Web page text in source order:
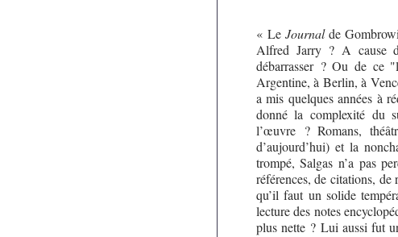
« LeJournalde
Alfred Jarry ? A cause
débarrasser ? Ou de ce
Argentine, à Berlin, à
a mis quelques années à
donné la complexité du
l’œuvre ? Romans,
d’aujourd’hui) et la
trompé, Salgas n’a pas
références, de citations, de
qu’il faut un solide
lecture des notes
plus nette ? Lui aussi fut